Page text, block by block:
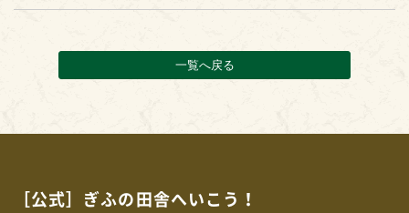
一覧へ戻る
［公式］ぎふの田舎へいこう！